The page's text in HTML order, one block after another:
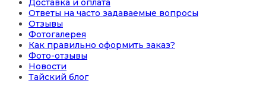
Доставка и оплата
Ответы на часто задаваемые вопросы
Отзывы
Фотогалерея
Как правильно оформить заказ?
Фото-отзывы
Новости
Тайский блог